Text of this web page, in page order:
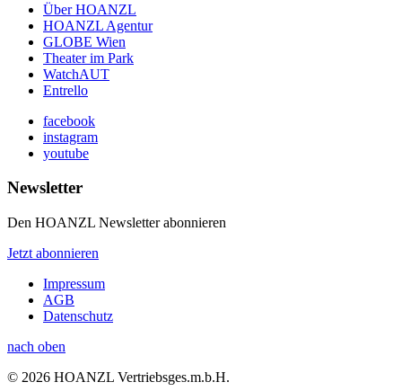
Über HOANZL
HOANZL Agentur
GLOBE Wien
Theater im Park
WatchAUT
Entrello
facebook
instagram
youtube
Newsletter
Den HOANZL Newsletter abonnieren
Jetzt abonnieren
Impressum
AGB
Datenschutz
nach oben
© 2026 HOANZL Vertriebsges.m.b.H.